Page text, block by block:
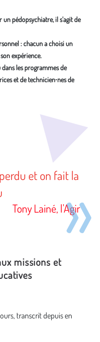
un pédopsychiatre, il s’agit de
: chacun a choisi un
expérience.
les programmes de
et de technicien∙nes de
et on fait la
Tony Lainé, l'Agir
missions et
transcrit depuis en